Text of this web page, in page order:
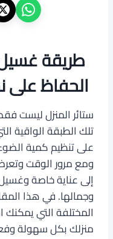
طريقة غسيل
الحفاظ على
ستائر المنزل ليست
تلك الطبقة الواقية
على تنظيم كمية
ومع مرور الوقت
إلى عناية خاصة
وجمالها. في هذا
المختلفة التي
منزلك بكل سهولة